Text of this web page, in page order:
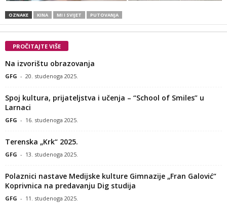
OZNAKE KINA MI I SVIJET PUTOVANJA
PROČITAJTE VIŠE
Na izvorištu obrazovanja
GFG - 20. studenoga 2025.
Spoj kultura, prijateljstva i učenja – “School of Smiles” u
Larnaci
GFG - 16. studenoga 2025.
Terenska „Krk“ 2025.
GFG - 13. studenoga 2025.
Polaznici nastave Medijske kulture Gimnazije „Fran Galović“
Koprivnica na predavanju Dig studija
GFG - 11. studenoga 2025.